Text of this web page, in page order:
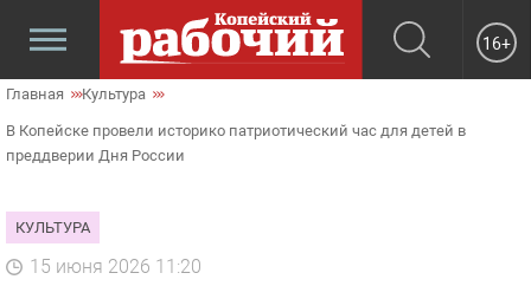
16+
Главная Культура
В Копейске провели историко патриотический час для детей в
преддверии Дня России
КУЛЬТУРА
15 июня 2026 11:20